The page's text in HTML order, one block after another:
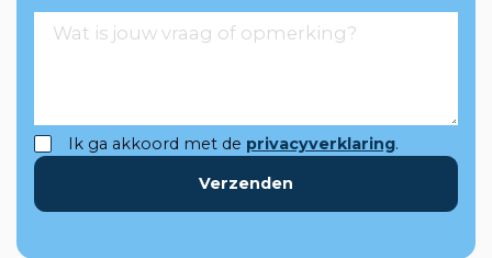
Ik ga akkoord met de privacyverklaring.
Verzenden